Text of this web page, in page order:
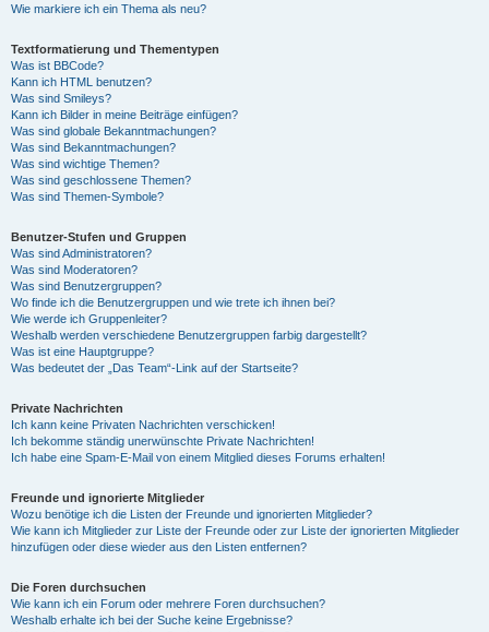
Wie markiere ich ein Thema als neu?
Textformatierung und Thementypen
Was ist BBCode?
Kann ich HTML benutzen?
Was sind Smileys?
Kann ich Bilder in meine Beiträge einfügen?
Was sind globale Bekanntmachungen?
Was sind Bekanntmachungen?
Was sind wichtige Themen?
Was sind geschlossene Themen?
Was sind Themen-Symbole?
Benutzer-Stufen und Gruppen
Was sind Administratoren?
Was sind Moderatoren?
Was sind Benutzergruppen?
Wo finde ich die Benutzergruppen und wie trete ich ihnen bei?
Wie werde ich Gruppenleiter?
Weshalb werden verschiedene Benutzergruppen farbig dargestellt?
Was ist eine Hauptgruppe?
Was bedeutet der „Das Team“-Link auf der Startseite?
Private Nachrichten
Ich kann keine Privaten Nachrichten verschicken!
Ich bekomme ständig unerwünschte Private Nachrichten!
Ich habe eine Spam-E-Mail von einem Mitglied dieses Forums erhalten!
Freunde und ignorierte Mitglieder
Wozu benötige ich die Listen der Freunde und ignorierten Mitglieder?
Wie kann ich Mitglieder zur Liste der Freunde oder zur Liste der ignorierten Mitglieder
hinzufügen oder diese wieder aus den Listen entfernen?
Die Foren durchsuchen
Wie kann ich ein Forum oder mehrere Foren durchsuchen?
Weshalb erhalte ich bei der Suche keine Ergebnisse?